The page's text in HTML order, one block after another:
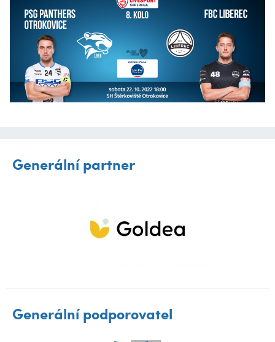
Generální partner
Generální podporovatel